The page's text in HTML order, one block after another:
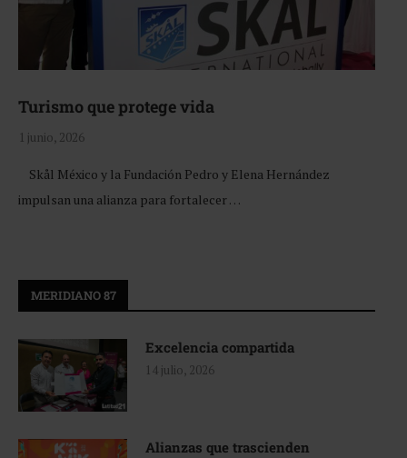
Turismo que protege vida
1 junio, 2026
Skål México y la Fundación Pedro y Elena Hernández
impulsan una alianza para fortalecer …
MERIDIANO 87
Excelencia compartida
14 julio, 2026
Alianzas que trascienden